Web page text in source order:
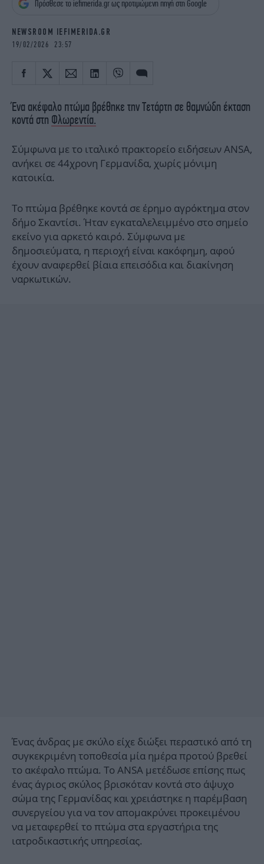
iBOOKS
ΖΩΔΙΑ
MEDIA
NEWSLETTER
Πρόσθεσε το iefimerida.gr ως προτιμώμενη πηγή στη Google
NEWSROOM IEFIMERIDA.GR
19/02/2026 23:57
Ένα ακέφαλο πτώμα βρέθηκε την Τετάρτη σε θαμνώδη έκταση
κοντά στη Φλωρεντία.
Σύμφωνα με το ιταλικό πρακτορείο ειδήσεων ANSA,
ανήκει σε 44χρονη Γερμανίδα, χωρίς μόνιμη
κατοικία.
Το πτώμα βρέθηκε κοντά σε έρημο αγρόκτημα στον
δήμο Σκαντίσι. Ήταν εγκαταλελειμμένο στο σημείο
εκείνο για αρκετό καιρό. Σύμφωνα με
δημοσιεύματα, η περιοχή είναι κακόφημη, αφού
έχουν αναφερθεί βίαια επεισόδια και διακίνηση
ναρκωτικών.
Ένας άνδρας με σκύλο είχε διώξει περαστικό από τη
συγκεκριμένη τοποθεσία μία ημέρα προτού βρεθεί
το ακέφαλο πτώμα. Το ANSA μετέδωσε επίσης πως
ένας άγριος σκύλος βρισκόταν κοντά στο άψυχο
σώμα της Γερμανίδας και χρειάστηκε η παρέμβαση
συνεργείου για να τον απομακρύνει προκειμένου
να μεταφερθεί το πτώμα στα εργαστήρια της
ιατροδικαστικής υπηρεσίας.